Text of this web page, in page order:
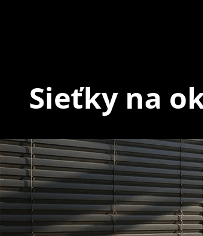
Sieťky na
Sieťky na
ochrana